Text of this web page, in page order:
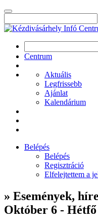
Centrum
Aktuális
Legfrissebb
Ajánlat
Kalendárium
Belépés
Belépés
Regisztráció
Elfelejtettem a
» Események,
Október 6 - Hétfő